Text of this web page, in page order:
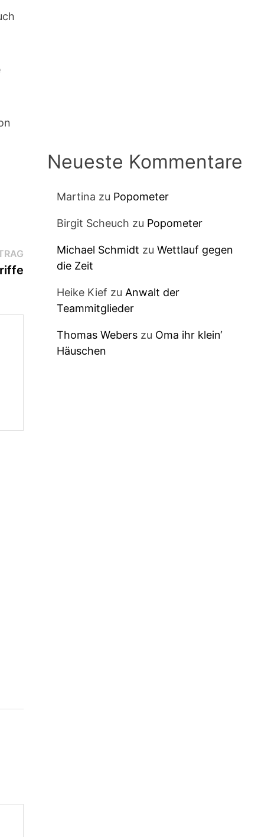
Nächster
Beitrag:
Neueste Kommentare
Martina zu Popometer
Birgit Scheuch zu Popometer
Michael Schmidt zu Wettlauf gegen
die Zeit
Heike Kief zu Anwalt der
Teammitglieder
Thomas Weberszu Oma ihr klein‘
Häuschen